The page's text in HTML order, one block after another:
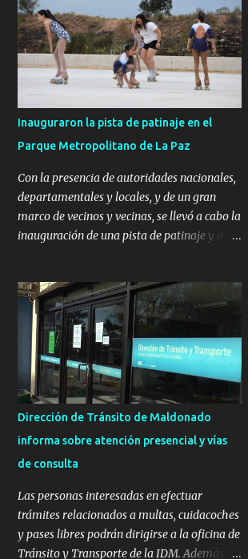
Inauguraron la pista de patinaje en el
Parque Metropolitano de La Paz
Con la presencia de autoridades nacionales,
departamentales y locales, y de un gran
marco de vecinos y vecinas, se llevó a cabo la
inauguración de una pista de patinaje y de
con el apoyo del Fondo + Local que es
impulsado por el Programa Uruguay
Integra, de la Dirección de Descentralización
e Inversión Pública de OPP, así como aportes
del Gobierno de Canelones y del Ministerio
de Transporte y Obras Públicas. La nueva
infraestructura deportiva consiste en una
hormigón sobre sus laterales. Su destino
será polifuncional, permitiendo la práctica
de eventos culturales. Próximo a la pista, se
instalaron juegos infantiles y equipamiento
urbano (bancos de hormigón y sets de
Dirección de Tránsito de Maldonado
informa sobre atención presencial y vías
de consulta
Las personas interesadas en efectuar
trámites relacionados a multas, cuidacoches
y pases libres podrán dirigirse a la oficina de
Tránsito y Transporte de la IDM. Además, la